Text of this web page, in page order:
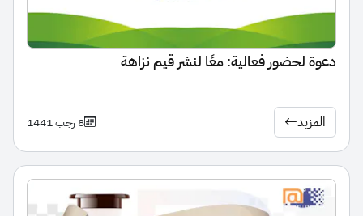
دعوة لحضور فعالية: معًا لنشر قيم نزاهة
المزيد 8 رجب 1441